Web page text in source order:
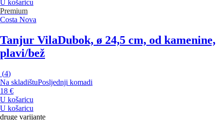
U košaricu
Premium
Costa Nova
Tanjur VilaDubok, ø 24,5 cm, od kamenine,
plavi/bež
(4)
Na skladištuPosljednji komadi
18 €
U košaricu
U košaricu
druge varijante